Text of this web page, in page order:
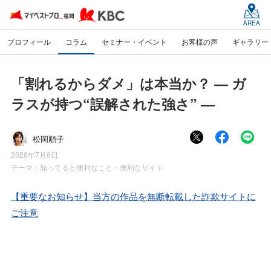
AREA
プロフィール コラム セミナー・イベント お客様の声 ギャラリー
「割れるからダメ」は本当か？ ― ガ
ラスが持つ“誤解された強さ” ―
松岡順子
2026年7月6日
テーマ： 知ってると便利なこと・便利なサイト
【重要なお知らせ】当方の作品を無断転載した詐欺サイトに
ご注意